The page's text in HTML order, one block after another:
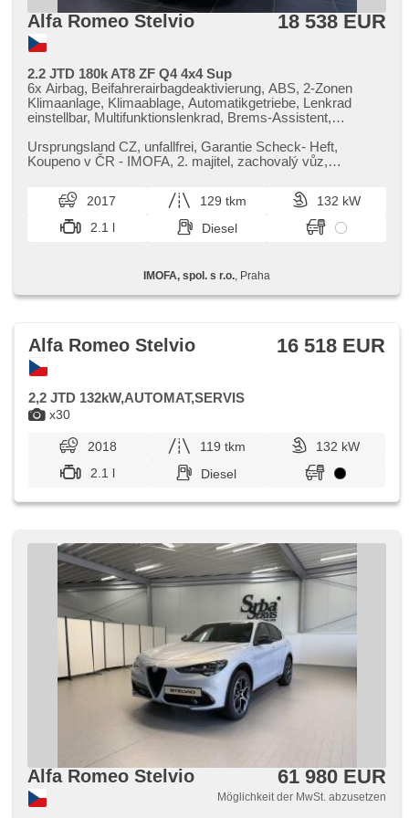
Alfa Romeo Stelvio 18 538 EUR
2.2 JTD 180k AT8 ZF Q4 4x4 Sup
6x Airbag, Beifahrerairbagdeaktivierung, ABS, 2-Zonen
Klimaanlage, Klimaablage, Automatikgetriebe, Lenkrad
einstellbar, Multifunktionslenkrad, Brems-Assistent,
Sitze, höheneinstellbare Sitze, Servolenkung, Ledersitze,
EDS, El. Vorderscheiben, Außenthermometer,
Klappspiegel, El. Deckel des Kofferraums, Alufelgen,
Scheinwerferwaschanlagen, Bordcomputer, Antrieb 4x4,
Antriebsschlupfregelung (ASR), Geschwindigkeitsregelung
von der Hang, Scheibenwischersensor, Lichtsensor,
Heckscheibenwischer, Start-Stop System, täglich Leuchten,
Fahrkamera, beheizte Lenkrad, Blind Spot Anzeige, Uhr
Notbremsung (PEBS), beheizte Sitze, Differentialsperre
Ursprungsland CZ,​ unfallfrei,​ Garantie Scheck​- Heft,​
Koupeno v ČR ​- IMOFA,​ 2. majitel,​ zachovalý vůz,​
2017 129 tkm
132 kW
2.1 l
Diesel
IMOFA, spol. s r.o. , Praha
x30
Alfa Romeo Stelvio 16 518 EUR
2,2 JTD 132kW,AUTOMAT,SERVIS
2018 119 tkm
132 kW
2.1 l
Diesel
Alfa Romeo Stelvio 61 980 EUR
Möglichkeit der MwSt. abzusetzen